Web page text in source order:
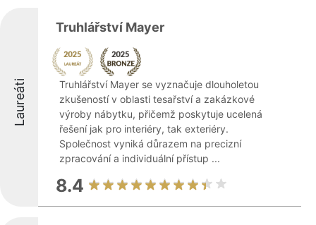
Laureáti
Truhlářství Mayer
Truhlářství Mayer se vyznačuje dlouholetou
zkušeností v oblasti tesařství a zakázkové
výroby nábytku, přičemž poskytuje ucelená
řešení jak pro interiéry, tak exteriéry.
Společnost vyniká důrazem na precizní
zpracování a individuální přístup ...
8.4